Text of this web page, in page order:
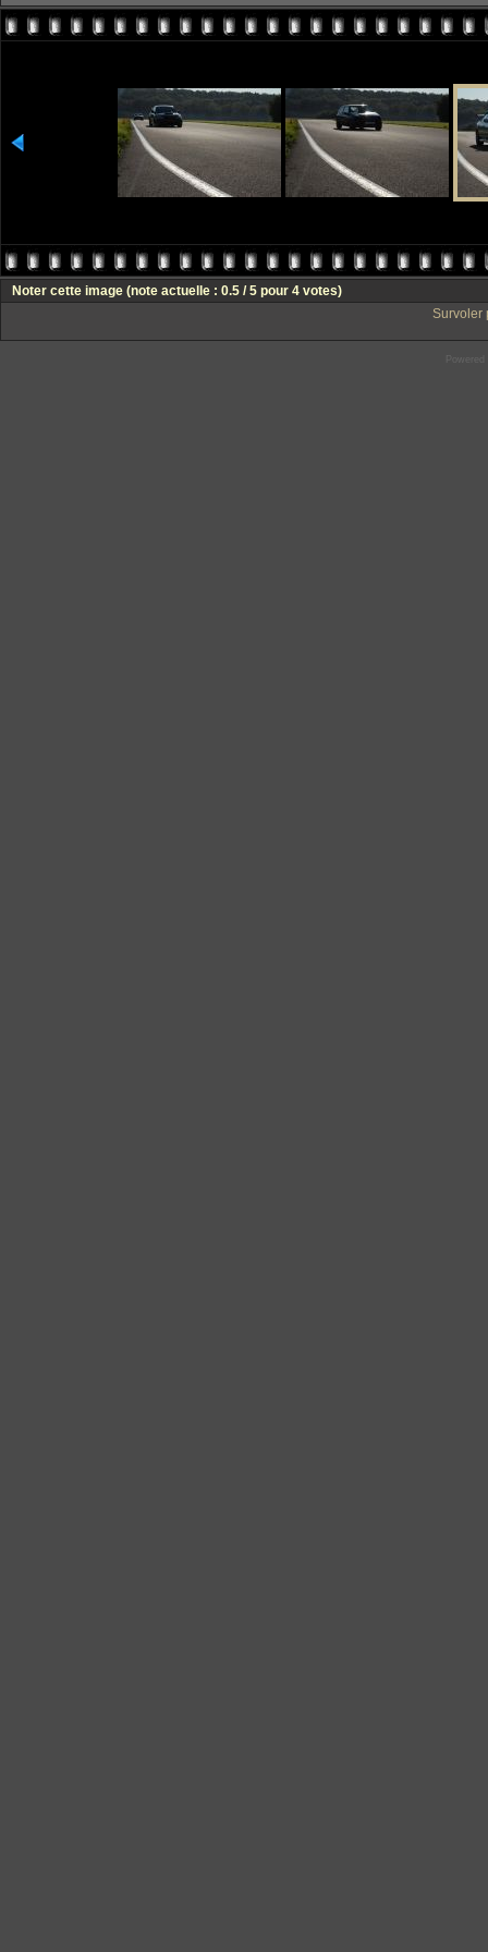
Noter cette image (note actuelle : 0.5 / 5 pour 4 votes)
Survoler